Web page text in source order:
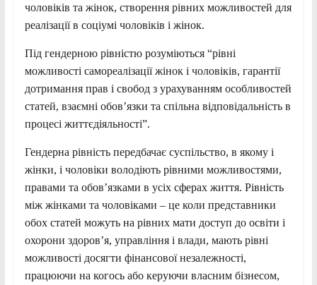
чоловіків та жінок, створення рівних можливостей для
реалізації в соціумі чоловіків і жінок.
Під гендерною рівністю розуміються “рівні
можливості самореалізації жінок і чоловіків, гарантії
дотримання прав і свобод з урахуванням особливостей
статей, взаємні обов’язки та спільна відповідальність в
процесі життєдіяльності”.
Гендерна рівність передбачає суспільство, в якому і
жінки, і чоловіки володіють рівними можливостями,
правами та обов’язками в усіх сферах життя. Рівність
між жінками та чоловіками – це коли представники
обох статей можуть на рівних мати доступ до освіти і
охорони здоров’я, управління і влади, мають рівні
можливості досягти фінансової незалежності,
працюючи на когось або керуючи власним бізнесом,